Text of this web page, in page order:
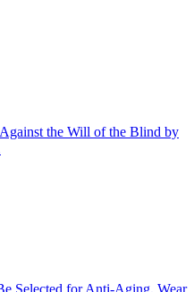
the Will of the Blind by
Selected for Anti-Aging, Wear